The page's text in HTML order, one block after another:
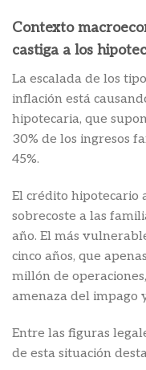
Contexto
castiga a los
La escalada de los
inflación está
hipotecaria, que
30% de los ingresos
45%.
El crédito hipotecario
sobrecoste a las
año. El más
cinco años, que
millón de
amenaza del impago
Entre las figuras
de esta situación